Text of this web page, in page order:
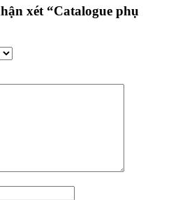
xét “Catalogue phụ